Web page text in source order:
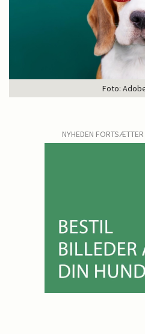
Foto:
NYHEDEN